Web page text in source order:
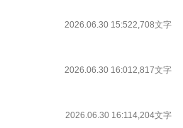
2026.06.30 15:522,708文字
2026.06.30 16:012,817文字
2026.06.30 16:114,204文字